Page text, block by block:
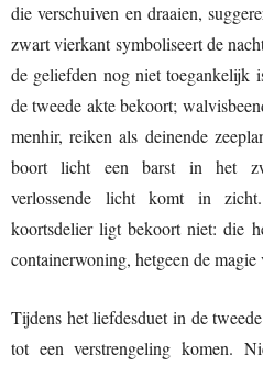
die verschuiven en draaien,
zwart vierkant symboliseert de
de geliefden nog niet toegankelijk
de tweede akte bekoort;
menhir, reiken als deinende
boort licht een barst in het
verlossende licht komt in
koortsdelier ligt bekoort niet: die
containerwoning, hetgeen de magie
Tijdens het liefdesduet in de
tot een verstrengeling komen.